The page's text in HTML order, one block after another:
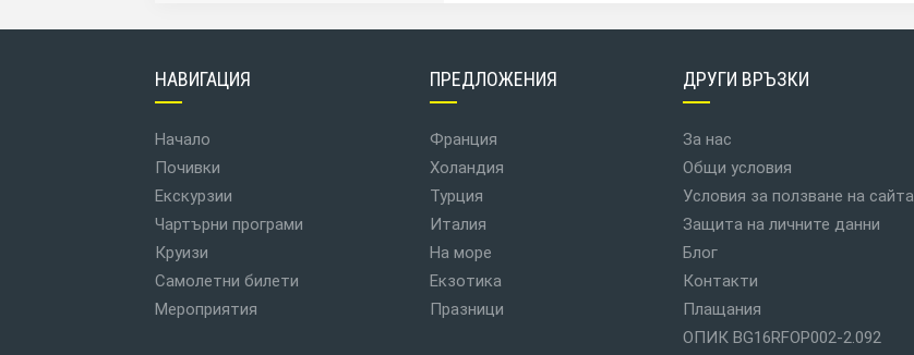
НАВИГАЦИЯ
Начало
Почивки
Екскурзии
Чартърни програми
Круизи
Самолетни билети
Мероприятия
ПРЕДЛОЖЕНИЯ
Франция
Холандия
Турция
Италия
На море
Екзотика
Празници
ДРУГИ ВРЪЗКИ
За нас
Общи условия
Условия за ползване на сайта
Защита на личните данни
Блог
Контакти
Плащания
ОПИК BG16RFOP002-2.092